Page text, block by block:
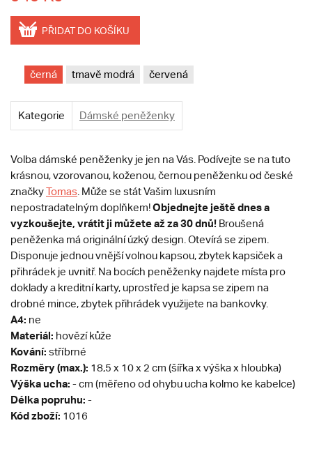
PŘIDAT DO KOŠÍKU
černá tmavě modrá červená
Kategorie Dámské peněženky
Volba dámské peněženky je jen na Vás. Podívejte se na tuto
krásnou, vzorovanou, koženou, černou peněženku od české
značkyTomas . Může se stát Vašim luxusním
nepostradatelným doplňkem!Objednejte ještě dnes a
vyzkoušejte, vrátit ji můžete až za 30 dnů! Broušená
peněženka má originální úzký design. Otevírá se zipem.
Disponuje jednou vnější volnou kapsou, zbytek kapsiček a
přihrádek je uvnitř. Na bocích peněženky najdete místa pro
doklady a kreditní karty, uprostřed je kapsa se zipem na
drobné mince, zbytek přihrádek využijete na bankovky.
A4: ne
Materiál: hovězí kůže
Kování: stříbrné
Rozměry (max.): 18,5 x 10 x 2 cm (šířka x výška x hloubka)
Výška ucha: - cm (měřeno od ohybu ucha kolmo ke kabelce)
Délka popruhu: -
Kód zboží: 1016